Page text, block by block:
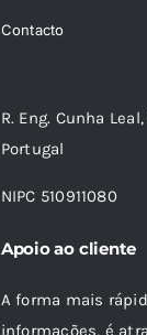
Contacto
R. Eng. Cunha
Portugal
NIPC 510911080
Apoio ao cliente
A forma mais
informações, é